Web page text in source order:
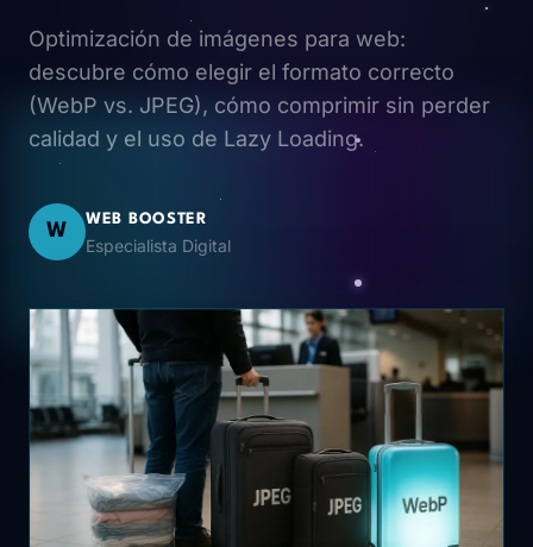
Optimización de imágenes para web:
descubre cómo elegir el formato correcto
(WebP vs. JPEG), cómo comprimir sin perder
calidad y el uso de Lazy Loading.
W
WEB BOOSTER
Especialista Digital